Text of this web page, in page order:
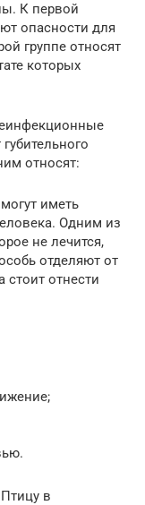
К первой
опасности для
группе относят
которых
относят:
иметь
Одним из
не лечится,
отделяют от
отнести
в